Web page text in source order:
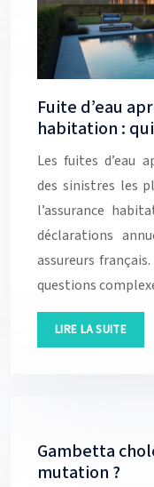
Fuite d’eau
habitation :
Les fuites d’eau
des sinistres les
l’assurance
déclarations
assureurs
questions
LIRE LA SUITE
Gambetta
mutation ?